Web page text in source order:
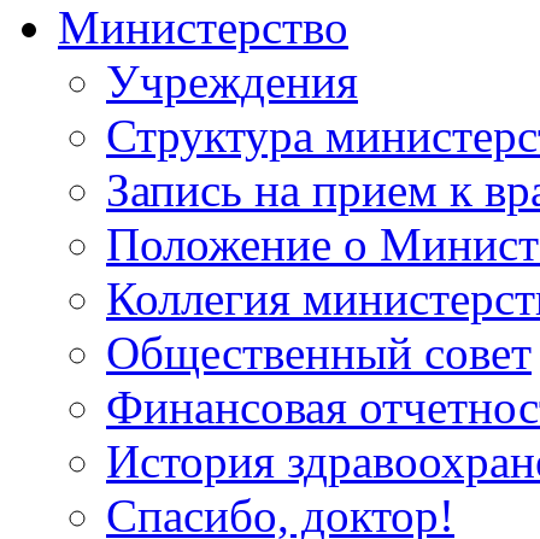
Министерство
Учреждения
Структура
Запись на прием к
Положение о
Коллегия
Общественный совет
Финансовая
История
Спасибо, доктор!